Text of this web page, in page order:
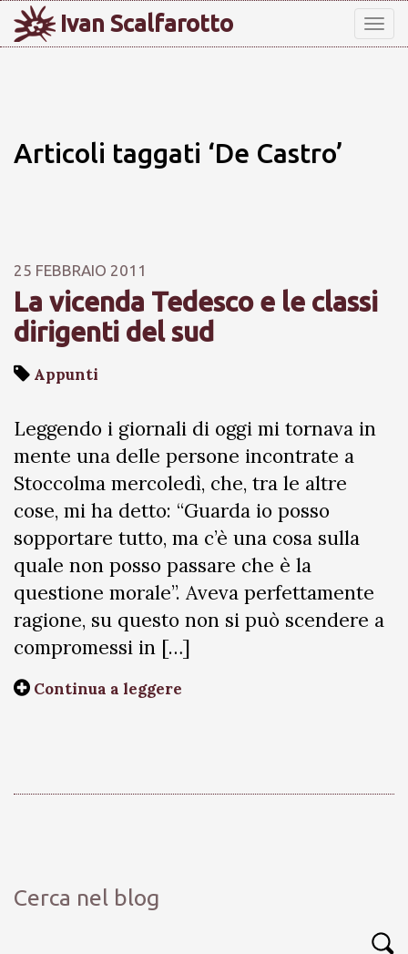
Ivan Scalfarotto
Articoli taggati ‘De Castro’
25 FEBBRAIO 2011
La vicenda Tedesco e le classi
dirigenti del sud
Appunti
Leggendo i giornali di oggi mi tornava in
mente una delle persone incontrate a
Stoccolma mercoledì, che, tra le altre
cose, mi ha detto: “Guarda io posso
sopportare tutto, ma c’è una cosa sulla
quale non posso passare che è la
questione morale”. Aveva perfettamente
ragione, su questo non si può scendere a
compromessi in […]
Continua a leggere
Cerca nel blog